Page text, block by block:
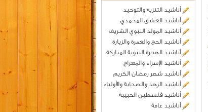
أناشيد التنزيه والتوحيد
أناشيد العشق المحمدي
أناشيد المولد النبوي الشريف
أناشيد الحج والعمرة والزيارة
أناشيد الهجرة النبوية المباركة
أناشيد الإسراء والمعراج
أناشيد شهر رمضان الكريم
أناشيد الزهد والصحابة والأولياء
أناشيد فلسطين الحبيبة
أناشيد عامة